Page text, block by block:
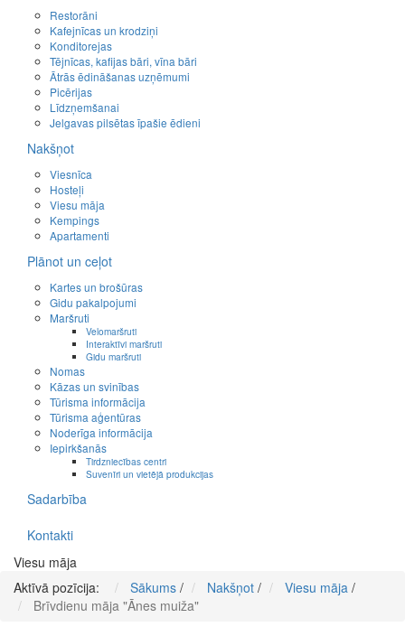
Restorāni
Kafejnīcas un krodziņi
Konditorejas
Tējnīcas, kafijas bāri, vīna bāri
Ātrās ēdināšanas uzņēmumi
Picērijas
Līdzņemšanai
Jelgavas pilsētas īpašie ēdieni
Nakšņot
Viesnīca
Hosteļi
Viesu māja
Kempings
Apartamenti
Plānot un ceļot
Kartes un brošūras
Gidu pakalpojumi
Maršruti
Velomaršruti
Interaktīvi maršruti
Gidu maršruti
Nomas
Kāzas un svinības
Tūrisma informācija
Tūrisma aģentūras
Noderīga informācija
Iepirkšanās
Tirdzniecības centri
Suvenīri un vietējā produkcijas
Sadarbība
Kontakti
Viesu māja
Aktīvā pozīcija:
Sākums / Nakšņot / Viesu māja /
Brīvdienu māja "Ānes muiža"